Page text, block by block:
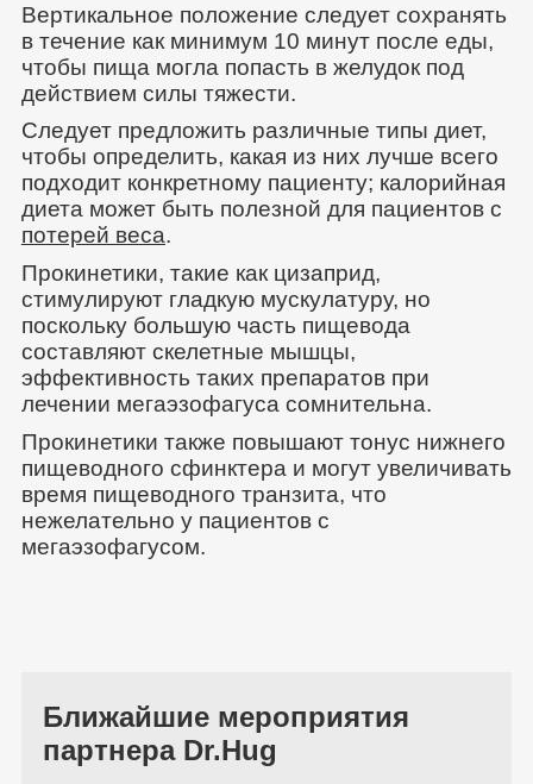
Вертикальное положение следует сохранять
в течение как минимум 10 минут после еды,
чтобы пища могла попасть в желудок под
действием силы тяжести.
Следует предложить различные типы диет,
чтобы определить, какая из них лучше всего
подходит конкретному пациенту; калорийная
диета может быть полезной для пациентов с
потерей веса.
Прокинетики, такие как цизаприд,
стимулируют гладкую мускулатуру, но
поскольку большую часть пищевода
составляют скелетные мышцы,
эффективность таких препаратов при
лечении мегаэзофагуса сомнительна.
Прокинетики также повышают тонус нижнего
пищеводного сфинктера и могут увеличивать
время пищеводного транзита, что
нежелательно у пациентов с
мегаэзофагусом.
Ближайшие мероприятия
партнера Dr.Hug